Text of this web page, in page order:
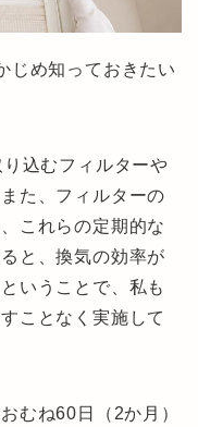
じめ知っておきたい
込むフィルターや
た、フィルターの
これらの定期的な
と、換気の効率が
いうことで、私も
ことなく実施して
むね60日（2か月）